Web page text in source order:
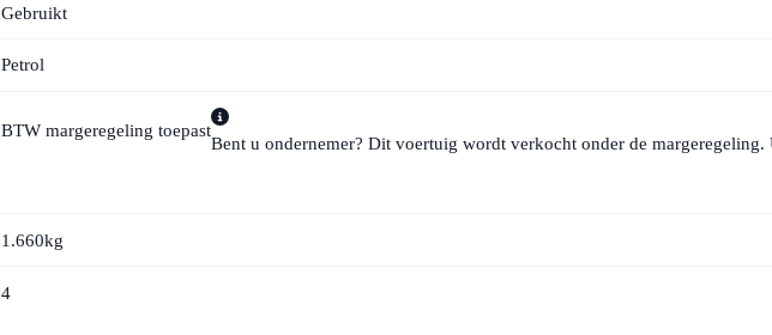
Gebruikt
Petrol
BTW margeregeling toepast
Bent u ondernemer? Dit voertuig wordt verkocht onder de
1.660kg
4